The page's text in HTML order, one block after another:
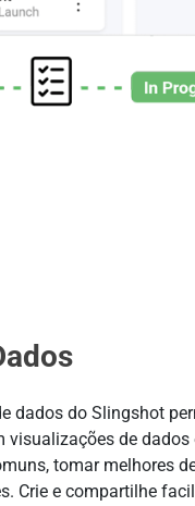
dados do Slingshot
visualizações de dados
tomar melhores
Crie e compartilhe